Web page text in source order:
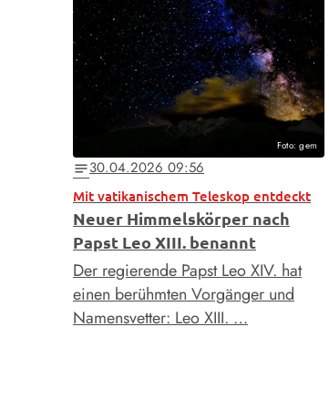
Foto: gem
notes30.04.2026 09:56
Mit vatikanischem Teleskop entdeckt
Neuer Himmelskörper nach
Papst Leo XIII. benannt
Der regierende Papst Leo XIV. hat
einen berühmten Vorgänger und
Namensvetter: Leo XIII. …